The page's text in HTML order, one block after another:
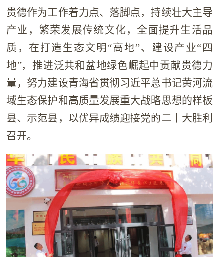
贵德作为工作着力点、落脚点，持续壮大主导
产业，繁荣发展传统文化，全面提升生活品
质，在打造生态文明“高地”、建设产业“四
地”，推进泛共和盆地绿色崛起中贡献贵德力
量，努力建设青海省贯彻习近平总书记黄河流
域生态保护和高质量发展重大战略思想的样板
县、示范县，以优异成绩迎接党的二十大胜利
召开。